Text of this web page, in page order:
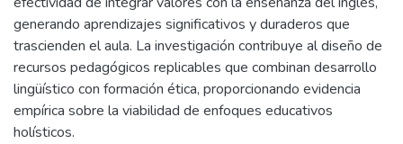
generando aprendizajes significativos y duraderos que
trascienden el aula. La investigación contribuye al diseño de
recursos pedagógicos replicables que combinan desarrollo
lingüístico con formación ética, proporcionando evidencia
empírica sobre la viabilidad de enfoques educativos
holísticos.